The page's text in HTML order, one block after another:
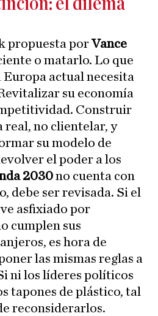
el dilema
propuesta porVance
o matarlo. Lo que
Europa actual necesita
su economía
Construir
real, no clientelar, y
su modelo de
el poder a los
2030no cuenta con
debe ser revisada. Si el
asfixiado por
cumplen sus
es hora de
las mismas reglas a
ni los líderes políticos
tapones de plástico, tal
reconsiderarlos.